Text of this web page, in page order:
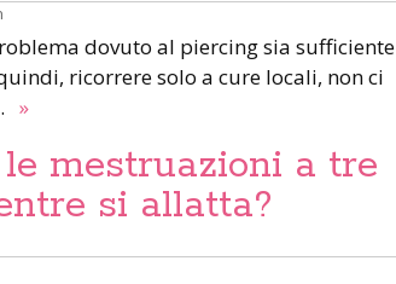
dovuto al piercing sia sufficiente
ricorrere solo a cure locali, non ci
»
mestruazioni a tre
si allatta?